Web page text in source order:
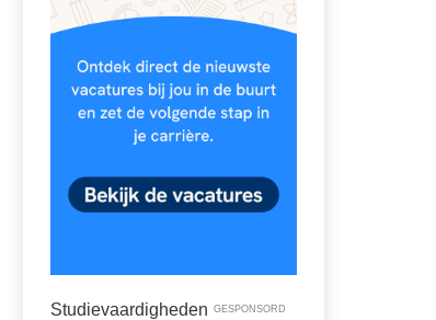
Studievaardigheden GESPONSORD